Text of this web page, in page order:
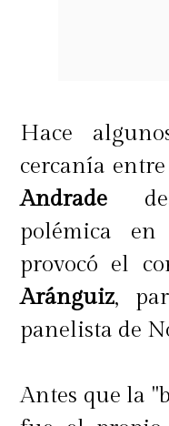
Hace
cercanía entre
Andrade
polémica en
provocó el
Aránguiz,
panelista de
Antes que la